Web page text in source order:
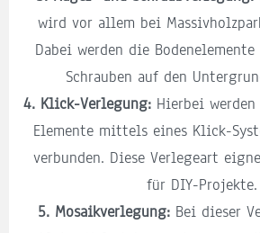
wird vor allem bei
Dabei werden die
Schrauben auf den
4. Klick-Verlegung:Hierbei werden
Elemente mittels eines Klick-
verbunden. Diese Verlegeart
für DIY-Projekte.
5. Mosaikverlegung:Bei dieser